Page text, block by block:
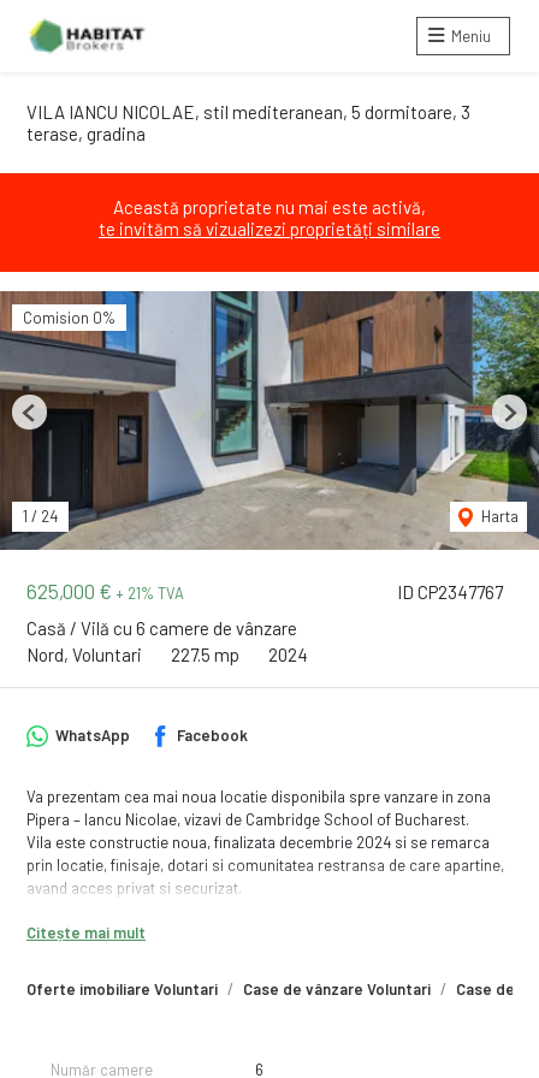
Meniu
VILA IANCU NICOLAE, stil mediteranean, 5 dormitoare, 3
terase, gradina
Această proprietate nu mai este activă,
te invităm să vizualizezi proprietăți similare
ID CP2347767
625,000 € + 21% TVA
Casă / Vilă cu 6 camere de vânzare
Nord, Voluntari
227.5 mp 2024
Comision 0%
1 / 24 Harta
Previous Next
Oferte imobiliare Voluntari Case de vânzare Voluntari Case de
WhatsApp Facebook
Va prezentam cea mai noua locatie disponibila spre vanzare in zona
Pipera – Iancu Nicolae, vizavi de Cambridge School of Bucharest.
Vila este constructie noua, finalizata decembrie 2024 si se remarca
prin locatie, finisaje, dotari si comunitatea restransa de care apartine,
avand acces privat si securizat.
Nicolae, vila este ferita de zgomotele de trafic si ofera un trai superior
La exterior, designul in stil mediteranean este potentat de fatada
privata in suprafata de 154mp se preda amenajata, avand integrat
Citește mai mult
Număr camere 6